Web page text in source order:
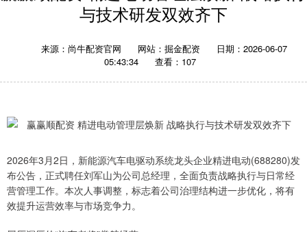
与技术研发双效齐下
来源：尚牛配资官网 网站：掘金配资
日期：2026-06-07
05:43:34
查看：107
2026年3月2日，新能源汽车电驱动系统龙头企业精进电动(688280)发
布公告，正式聘任刘军山为公司总经理，全面负责战略执行与日常经
营管理工作。本次人事调整，标志着公司治理结构进一步优化，将有
效提升运营效率与市场竞争力。